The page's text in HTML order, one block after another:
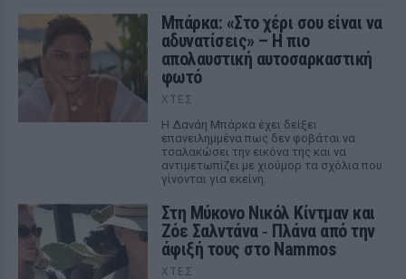
Μπάρκα: «Στο χέρι σου είναι να
αδυνατίσεις» – Η πιο
απολαυστική αυτοσαρκαστική
φωτό
ΧΤΕΣ
Η Δανάη Μπάρκα έχει δείξει
επανειλημμένα πως δεν φοβάται να
τσαλακώσει την εικόνα της και να
αντιμετωπίζει με χιούμορ τα σχόλια που
γίνονται για εκείνη.
Στη Μύκονο Νικόλ Κίντμαν και
Ζόε Σαλντάνα ‑ Πλάνα από την
άφιξή τους στο Nammos
ΧΤΕΣ